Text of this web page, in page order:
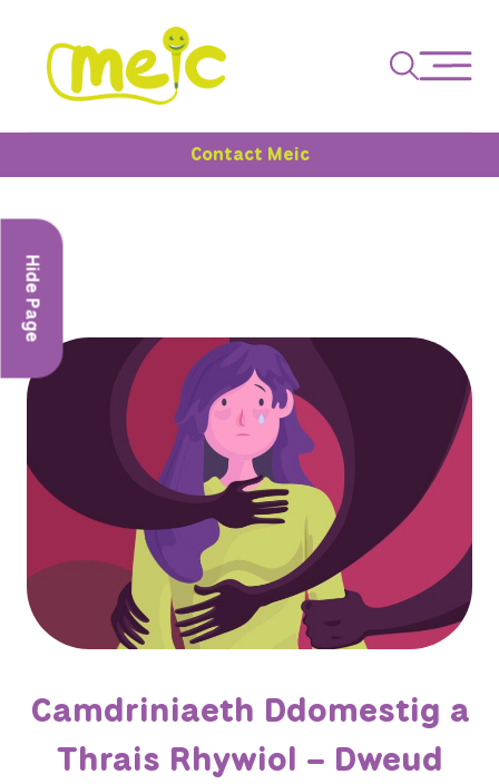
Contact Meic
Hide Page
Camdriniaeth Ddomestig a
Thrais Rhywiol – Dweud